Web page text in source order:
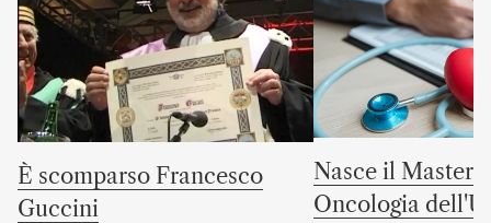
È scomparso Francesco
Guccini
Nasce il Master
Oncologia